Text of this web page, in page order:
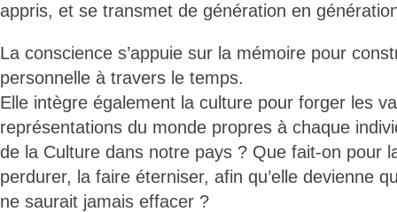
appris, et se transmet de génération en
La conscience s’appuie sur la mémoire pour
personnelle à travers le temps.
Elle intègre également la culture pour forger les
représentations du monde propres à chaque
de la Culture dans notre pays ? Que fait-on pour
perdurer, la faire éterniser, afin qu’elle devienne
ne saurait jamais effacer ?